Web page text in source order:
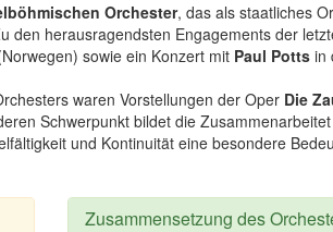
Orchester, das als staatliches
den herausragendsten Engagements der
sowie ein Konzert mit Paul Potts in
waren Vorstellungen der Oper Die
Schwerpunkt bildet die
und Kontinuität eine besondere
Zusammensetzung des